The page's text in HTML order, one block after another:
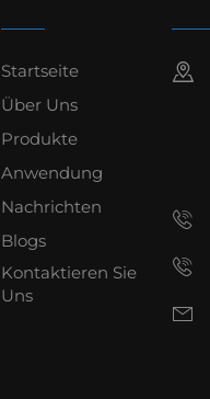
Startseite
Über Uns
Produkte
Anwendung
Nachrichten
Blogs
Kontaktieren Sie
Uns